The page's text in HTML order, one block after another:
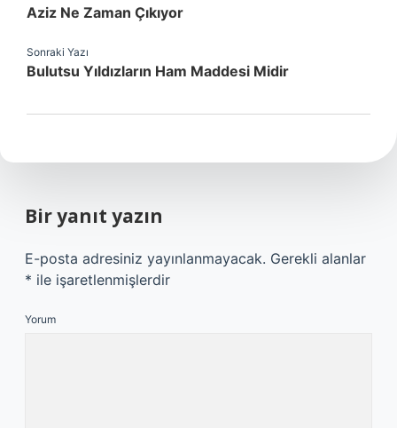
Aziz Ne Zaman Çıkıyor
Sonraki Yazı
Bulutsu Yıldızların Ham Maddesi Midir
Bir yanıt yazın
E-posta adresiniz yayınlanmayacak. Gerekli alanlar
* ile işaretlenmişlerdir
Yorum